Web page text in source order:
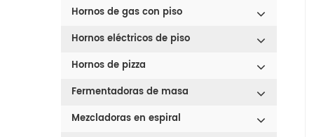
Hornos de gas con piso
Hornos eléctricos de piso
Hornos de pizza
Fermentadoras de masa
Mezcladoras en espiral